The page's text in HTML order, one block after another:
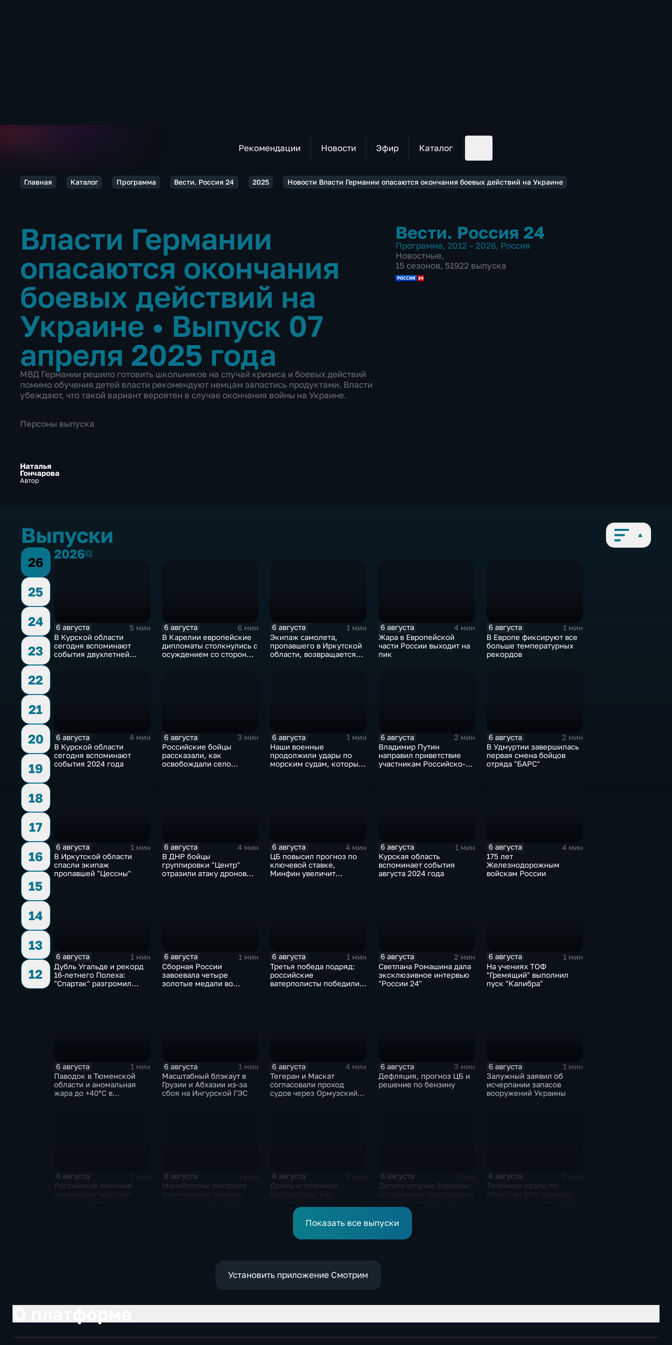
Рекомендации Новости Эфир Каталог
Главная Каталог Программа Вести. Россия 24 2025 Новости Власти Германии опасаются окончания боевых действий на Украине
Власти Германии
опасаются окончания
боевых действий на
Украине • Выпуск 07
апреля 2025 года
МВД Германии решило готовить школьников на случай кризиса и боевых действий
помимо обучения детей власти рекомендуют немцам запастись продуктами. Власти
убеждают, что такой вариант вероятен в случае окончания войны на Украине.
Вести. Россия 24
Программа, 2012 – 2026, Россия
Новостные,
15 сезонов, 51922 выпуска
Персоны выпуска
Наталья
Гончарова
Автор
Выпуски
26
25
24
23
22
21
20
19
18
17
16
15
14
13
12
20262026
6 августа
5 мин
В Курской области
сегодня вспоминают
события двухлетней
6 августа
6 мин
В Карелии европейские
дипломаты столкнулись с
осуждением со стороны
6 августа
1 мин
Экипаж самолета,
пропавшего в Иркутской
области, возвращается
6 августа
4 мин
Жара в Европейской
части России выходит на
пик
6 августа
1 мин
В Европе фиксируют все
больше температурных
рекордов
6 августа
4 мин
В Курской области
сегодня вспоминают
события 2024 года
6 августа
3 мин
Российские бойцы
рассказали, как
освобождали село
6 августа
1 мин
Наши военные
продолжили удары по
морским судам, которые
6 августа
2 мин
Владимир Путин
направил приветствие
участникам Российско-
6 августа
2 мин
В Удмуртии завершилась
первая смена бойцов
отряда "БАРС"
6 августа
1 мин
В Иркутской области
спасли экипаж
пропавшей "Цессны"
6 августа
4 мин
В ДНР бойцы
группировки "Центр"
отразили атаку дронов
6 августа
4 мин
ЦБ повысил прогноз по
ключевой ставке,
Минфин увеличит
6 августа
1 мин
Курская область
вспоминает события
августа 2024 года
6 августа
4 мин
175 лет
Железнодорожным
войскам России
6 августа
1 мин
Дубль Угальде и рекорд
16-летнего Полеха:
"Спартак" разгромил
6 августа
1 мин
Сборная России
завоевала четыре
золотые медали во
6 августа
1 мин
Третья победа подряд:
российские
ватерполисты победили
6 августа
2 мин
Светлана Ромашина дала
эксклюзивное интервью
"России 24"
6 августа
1 мин
На учениях ТОФ
"Гремящий" выполнил
пуск "Калибра"
6 августа
1 мин
Паводок в Тюменской
области и аномальная
жара до +40°C в
6 августа
1 мин
Масштабный блэкаут в
Грузии и Абхазии из-за
сбоя на Ингурской ГЭС
6 августа
4 мин
Тегеран и Маскат
согласовали проход
судов через Ормузский
6 августа
3 мин
Дефляция, прогноз ЦБ и
решение по бензину
6 августа
1 мин
Залужный заявил об
исчерпании запасов
вооружений Украины
6 августа
Российские военные
6 августа
Минобороны показало
6 августа
Дроны и точечные
выбивают противника в
6 августа
Детали штурма Зарницы:
село в Запорожье
6 августа
Точечные удары по
Показать все выпуски
Установить приложение Смотрим